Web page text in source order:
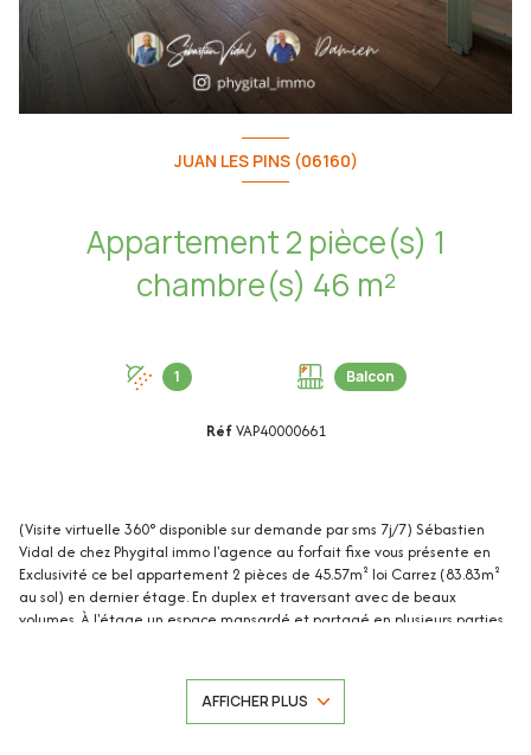
JUAN LES PINS (06160)
Appartement 2 pièce(s) 1
chambre(s) 46 m²
1 Balcon
RéfVAP40000661
(Visite virtuelle 360° disponible sur demande par sms 7j/7) Sébastien
Vidal de chez Phygital immo l'agence au forfait fixe vous présente en
Exclusivité ce bel appartement 2 pièces de 45.57m² loi Carrez (83.83m²
au sol) en dernier étage. En duplex et traversant avec de beaux
volumes. À l'étage un espace mansardé et partagé en plusieurs parties.
ASCENSEUR, il se trouve au cœur de Juan-les-Pins, proche des
commerces, des transports en commun et à seulement 3 minutes à pied
AFFICHER PLUS